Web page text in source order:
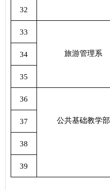
32
33
旅游管理系
34
35
36
公共基础教学部
37
38
39